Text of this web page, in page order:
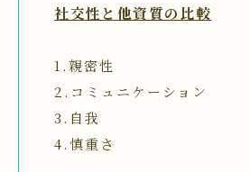
社交性と他資質の比較
1.親密性
2.コミュニケーション
3.自我
4.慎重さ